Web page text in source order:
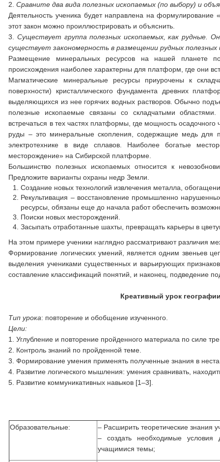
2.Сравните два вида полезных ископаемых (по выбору) и
Деятельность ученика будет направлена на формулирование
этот закон можно проиллюстрировать и объяснить.
3.Существует группа полезных ископаемых, как рудные.
существует закономерность в размещении рудных
Размещение минеральных ресурсов на нашей планете
происхождения наиболее характерны для платформ, где они
Магматические минеральные ресурсы приурочены к
поверхности) кристаллического фундамента древних
выделяющихся из нее горячих водных растворов. Обычно
полезные ископаемые связаны со складчатыми
встречаться в тех частях платформы, где мощность
руды –это минеральные скопления, содержащие медь для
электротехнике в виде сплавов. Наиболее богатые
месторождение» на Сибирской платформе.
Большинство полезных ископаемых относится к
Предложите варианты охраны недр Земли.
Создание новых технологий извлечения металла,
Рекультивация – восстановление промышленно
ресурсы, обязаны еще до начала работ обеспечить
Поиски новых месторождений.
Засыпать отработанные шахты, превращать карьеры в
На этом примере ученики наглядно рассматривают различия
Формирование логических умений, является одним звеньев
выделения учениками существенных и варьирующих
составление классификаций понятий, и наконец, подведение
Креативный урок
Тип урока: повторение и обобщение изученного.
Цели:
1. Углубление и повторение пройденного материала по силе
2. Контроль знаний по пройденной теме.
3. Формирование умения применять полученные знания в
4. Развитие логического мышления: умения сравнивать,
5. Развитие коммуникативных навыков [1–3].
Образовательные:
– Расширить теоретические знания
– создать необходимые условия
учащимися темы;